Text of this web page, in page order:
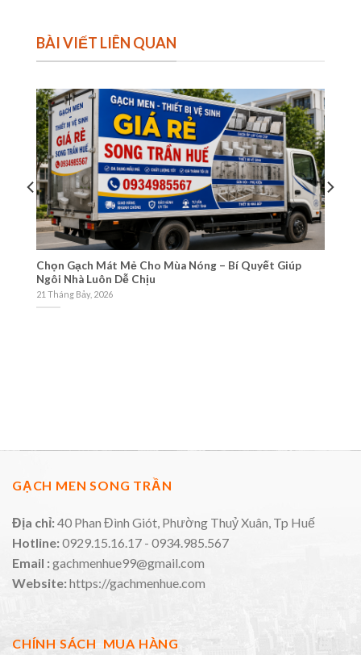
BÀI VIẾT LIÊN QUAN
Chọn Gạch Mát Mẻ Cho Mùa Nóng – Bí Quyết Giúp
Ngôi Nhà Luôn Dễ Chịu
21 Tháng Bảy, 2026
GẠCH MEN SONG TRẦN
Địa chỉ:40 Phan Đình Giót, Phường Thuỷ Xuân, Tp Huế
Hotline:0929.15.16.17 - 0934.985.567
Email :gachmenhue99@gmail.com
Website:https://gachmenhue.com
CHÍNH SÁCH MUA HÀNG